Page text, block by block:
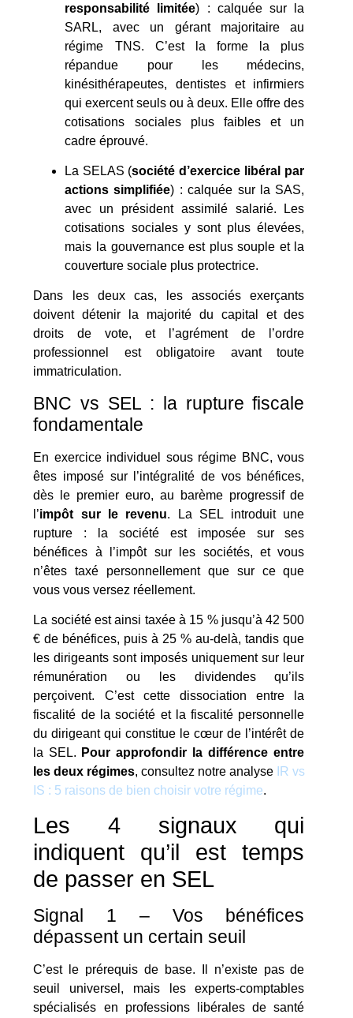
responsabilité limitée) : calquée sur la
SARL, avec un gérant majoritaire au
régime TNS. C’est la forme la plus
répandue pour les médecins,
kinésithérapeutes, dentistes et infirmiers
qui exercent seuls ou à deux. Elle offre des
cotisations sociales plus faibles et un
cadre éprouvé.
La SELAS (société d’exercice libéral par
actions simplifiée) : calquée sur la SAS,
avec un président assimilé salarié. Les
cotisations sociales y sont plus élevées,
mais la gouvernance est plus souple et la
couverture sociale plus protectrice.
Dans les deux cas, les associés exerçants
doivent détenir la majorité du capital et des
droits de vote, et l’agrément de l’ordre
professionnel est obligatoire avant toute
immatriculation.
BNC vs SEL : la rupture fiscale
fondamentale
En exercice individuel sous régime BNC, vous
êtes imposé sur l’intégralité de vos bénéfices,
dès le premier euro, au barème progressif de
l’impôt sur le revenu. La SEL introduit une
rupture : la société est imposée sur ses
bénéfices à l’impôt sur les sociétés, et vous
n’êtes taxé personnellement que sur ce que
vous vous versez réellement.
La société est ainsi taxée à 15 % jusqu’à 42 500
€ de bénéfices, puis à 25 % au-delà, tandis que
les dirigeants sont imposés uniquement sur leur
rémunération ou les dividendes qu’ils
perçoivent. C’est cette dissociation entre la
fiscalité de la société et la fiscalité personnelle
du dirigeant qui constitue le cœur de l’intérêt de
la SEL. Pour approfondir la différence entre
les deux régimes, consultez notre analyse
IR vs
IS : 5 raisons de bien choisir votre régime.
Les 4 signaux qui
indiquent qu’il est temps
de passer en SEL
Signal 1 – Vos bénéfices
dépassent un certain seuil
C’est le prérequis de base. Il n’existe pas de
seuil universel, mais les experts-comptables
spécialisés en professions libérales de santé